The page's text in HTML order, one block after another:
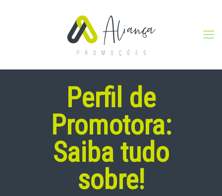
Perfil de
Promotora:
Saiba tudo
sobre!